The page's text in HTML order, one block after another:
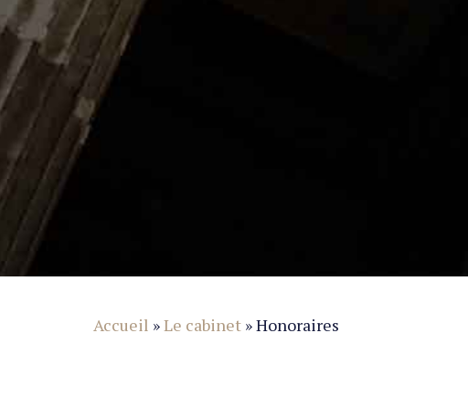
Accueil »Le cabinet »Honoraires